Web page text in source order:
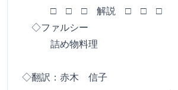
□ □ □ 解説 □ □ □
◇ファルシー
詰め物料理
◇翻訳：赤木 信子